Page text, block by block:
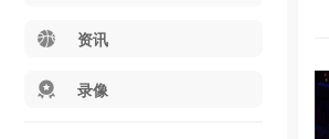
资讯
录像